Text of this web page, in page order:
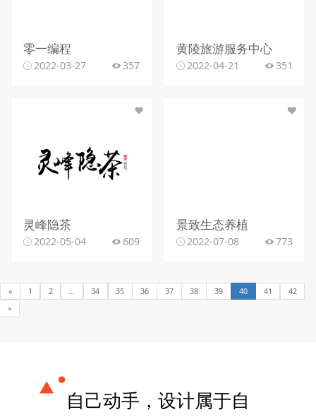
零一编程
2022-03-27 357
黄陵旅游服务中心
2022-04-21 351
灵峰隐茶
2022-05-04 609
景致生态养植
2022-07-08 773
« 1 2 34 35 36 37 38 39 40 41
42
»
自己动手，设计属于自